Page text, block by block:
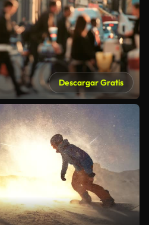
Descargar Gratis